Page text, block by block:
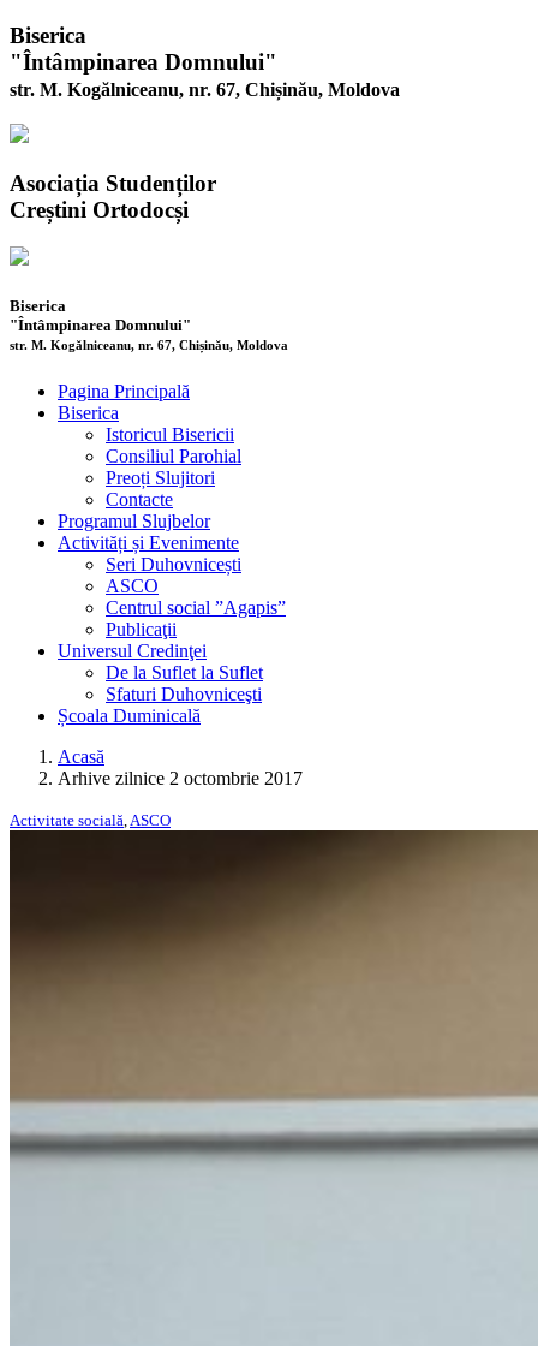
Biserica
"Întâmpinarea Domnului"
str. M. Kogălniceanu, nr. 67, Chișinău, Moldova
Asociația Studenților
Creștini Ortodocși
Biserica
"Întâmpinarea Domnului"
str. M. Kogălniceanu, nr. 67, Chișinău, Moldova
Pagina Principală
Biserica
Istoricul Bisericii
Consiliul Parohial
Preoți Slujitori
Contacte
Programul Slujbelor
Activități și Evenimente
Seri Duhovnicești
ASCO
Centrul social ”Agapis”
Publicaţii
Universul Credinţei
De la Suflet la Suflet
Sfaturi Duhovniceşti
Școala Duminicală
Acasă
Arhive zilnice 2 octombrie 2017
Activitate socială,ASCO